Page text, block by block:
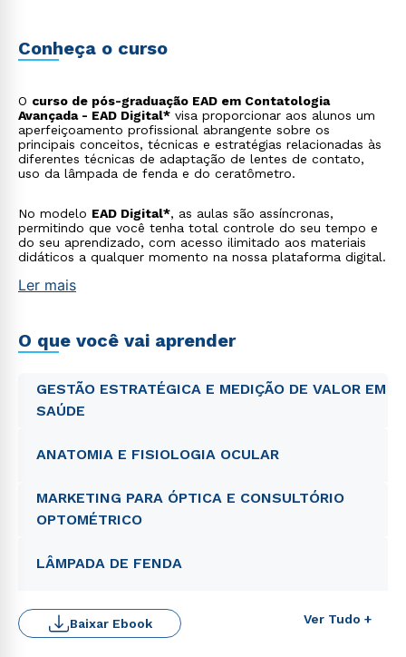
Conheça o curso
O curso de pós-graduação EAD em Contatologia
Avançada - EAD Digital* visa proporcionar aos alunos um
aperfeiçoamento profissional abrangente sobre os
principais conceitos, técnicas e estratégias relacionadas às
diferentes técnicas de adaptação de lentes de contato,
uso da lâmpada de fenda e do ceratômetro.
No modelo EAD Digital*, as aulas são assíncronas,
permitindo que você tenha total controle do seu tempo e
do seu aprendizado, com acesso ilimitado aos materiais
didáticos a qualquer momento na nossa plataforma digital.
Ler mais
O que você vai aprender
GESTÃO ESTRATÉGICA E MEDIÇÃO DE VALOR EM
SAÚDE
ANATOMIA E FISIOLOGIA OCULAR
MARKETING PARA ÓPTICA E CONSULTÓRIO
OPTOMÉTRICO
LÂMPADA DE FENDA
Ver Tudo +
Baixar Ebook